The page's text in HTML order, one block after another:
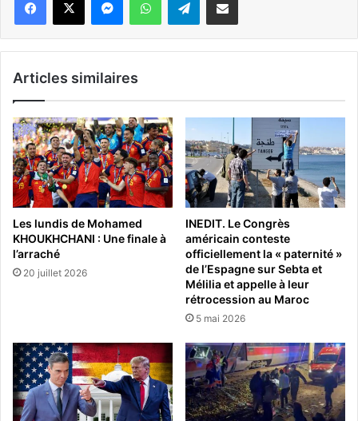
Articles similaires
Les lundis de Mohamed
KHOUKHCHANI : Une finale à
l’arraché
20 juillet 2026
INEDIT. Le Congrès
américain conteste
officiellement la « paternité »
de l’Espagne sur Sebta et
Mélilia et appelle à leur
rétrocession au Maroc
5 mai 2026